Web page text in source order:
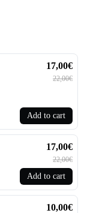
17,00€
22,00€
Add to cart
17,00€
22,00€
Add to cart
10,00€